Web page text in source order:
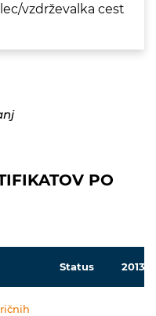
vzdrževalka cest
PO
Status 2013